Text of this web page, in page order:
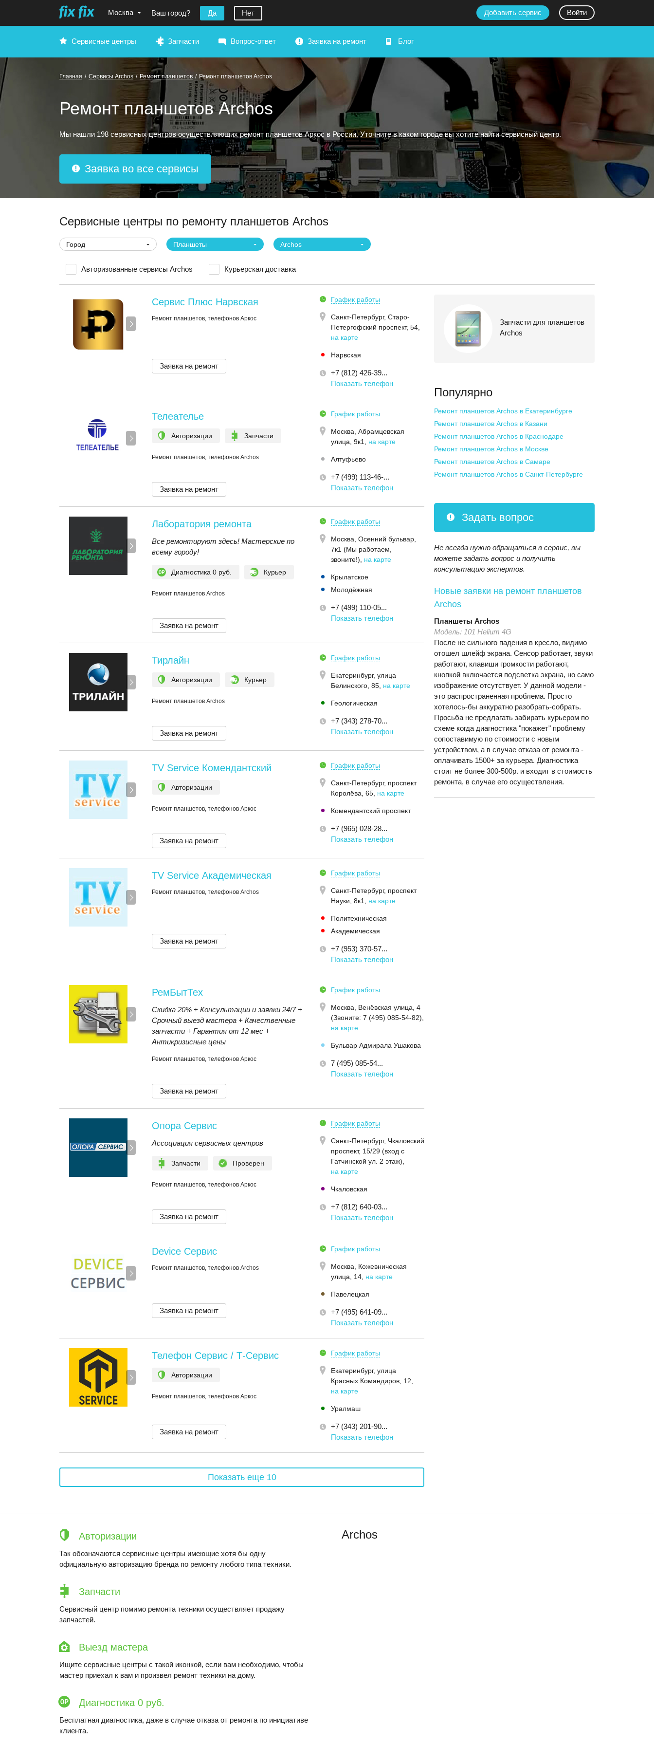
Москва Ваш город? Да Нет Добавить сервис Войти
Сервисные центры Запчасти Вопрос-ответ Заявка на ремонт Блог
Главная / Сервисы Archos / Ремонт планшетов / Ремонт планшетов Archos
Ремонт планшетов Archos
Мы нашли 198 сервисных центров осуществляющих ремонт планшетов Аркос в России. Уточните в каком городе вы хотите найти сервисный центр.
Заявка во все сервисы
Сервисные центры по ремонту планшетов Archos
Город Планшеты Archos
Авторизованные сервисы Archos Курьерская доставка
Сервис Плюс Нарвская
Ремонт планшетов, телефонов Аркос
График работы
Санкт-Петербург, Старо-
Петергофский проспект, 54
на карте
Нарвская
+7 (812) 426-39...
Показать телефон
Заявка на ремонт
Телеателье
Авторизации Запчасти
Ремонт планшетов, телефонов Archos
График работы
Москва, Абрамцевская
улица, 9к1
на карте
Алтуфьево
+7 (499) 113-46-...
Показать телефон
Заявка на ремонт
Лаборатория ремонта
Все ремонтируют здесь! Мастерские по
всему городу!
Диагностика 0 руб. Курьер
Ремонт планшетов Archos
График работы
Москва, Осенний бульвар,
7к1 (Мы работаем,
звоните!)
на карте
Крылатское
Молодёжная
+7 (499) 110-05...
Показать телефон
Заявка на ремонт
Тирлайн
Авторизации Курьер
Ремонт планшетов Archos
График работы
Екатеринбург, улица
Белинского, 85 на карте
Геологическая
+7 (343) 278-70...
Показать телефон
Заявка на ремонт
TV Service Комендантский
Авторизации
Ремонт планшетов, телефонов Аркос
График работы
Санкт-Петербург, проспект
Королёва, 65 на карте
Комендантский проспект
+7 (965) 028-28...
Показать телефон
Заявка на ремонт
TV Service Академическая
Ремонт планшетов, телефонов Archos
График работы
Санкт-Петербург, проспект
Науки, 8к1
на карте
Политехническая
Академическая
+7 (953) 370-57...
Показать телефон
Заявка на ремонт
РемБытТех
Скидка 20% + Консультации и заявки 24/7 +
Срочный выезд мастера + Качественные
запчасти + Гарантия от 12 мес +
Антикризисные цены
Ремонт планшетов, телефонов Аркос
График работы
Москва, Венёвская улица, 4
(Звoнитe: 7 (495) 085-54-82)
на карте
Бульвар Адмирала Ушакова
7 (495) 085-54...
Показать телефон
Заявка на ремонт
Опора Сервис
Ассоциация сервисных центров
Запчасти Проверен
Ремонт планшетов, телефонов Аркос
График работы
Санкт-Петербург, Чкаловский
проспект, 15/29 (вход с
Гатчинской ул. 2 этаж)
на карте
Чкаловская
+7 (812) 640-03...
Показать телефон
Заявка на ремонт
Device Сервис
Ремонт планшетов, телефонов Archos
График работы
Москва, Кожевническая
улица, 14 на карте
Павелецкая
+7 (495) 641-09...
Показать телефон
Заявка на ремонт
Телефон Сервис / Т-Сервис
Авторизации
Ремонт планшетов, телефонов Аркос
График работы
Екатеринбург, улица
Красных Командиров, 12
на карте
Уралмаш
+7 (343) 201-90...
Показать телефон
Заявка на ремонт
Показать еще 10
Запчасти для планшетов
Archos
Популярно
Ремонт планшетов Archos в Екатеринбурге
Ремонт планшетов Archos в Казани
Ремонт планшетов Archos в Краснодаре
Ремонт планшетов Archos в Москве
Ремонт планшетов Archos в Самаре
Ремонт планшетов Archos в Санкт-Петербурге
Задать вопрос
Не всегда нужно обращаться в сервис, вы
можете задать вопрос и получить
консультацию экспертов.
Новые заявки на ремонт планшетов
Archos
Планшеты Archos
Модель: 101 Helium 4G
После не сильного падения в кресло, видимо
отошел шлейф экрана. Сенсор работает, звуки
работают, клавиши громкости работают,
кнопкой включается подсветка экрана, но само
изображение отсутствует. У данной модели -
это распространенная проблема. Просто
хотелось-бы аккуратно разобрать-собрать.
Просьба не предлагать забирать курьером по
схеме когда диагностика "покажет" проблему
сопоставимую по стоимости с новым
устройством, а в случае отказа от ремонта -
оплачивать 1500+ за курьера. Диагностика
стоит не более 300-500р. и входит в стоимость
ремонта, в случае его осуществления.
Авторизации
Так обозначаются сервисные центры имеющие хотя бы одну
официальную авторизацию бренда по ремонту любого типа техники.
Запчасти
Сервисный центр помимо ремонта техники осуществляет продажу
запчастей.
Выезд мастера
Ищите сервисные центры с такой иконкой, если вам необходимо, чтобы
мастер приехал к вам и произвел ремонт техники на дому.
Диагностика 0 руб.
Бесплатная диагностика, даже в случае отказа от ремонта по инициативе
клиента.
Archos